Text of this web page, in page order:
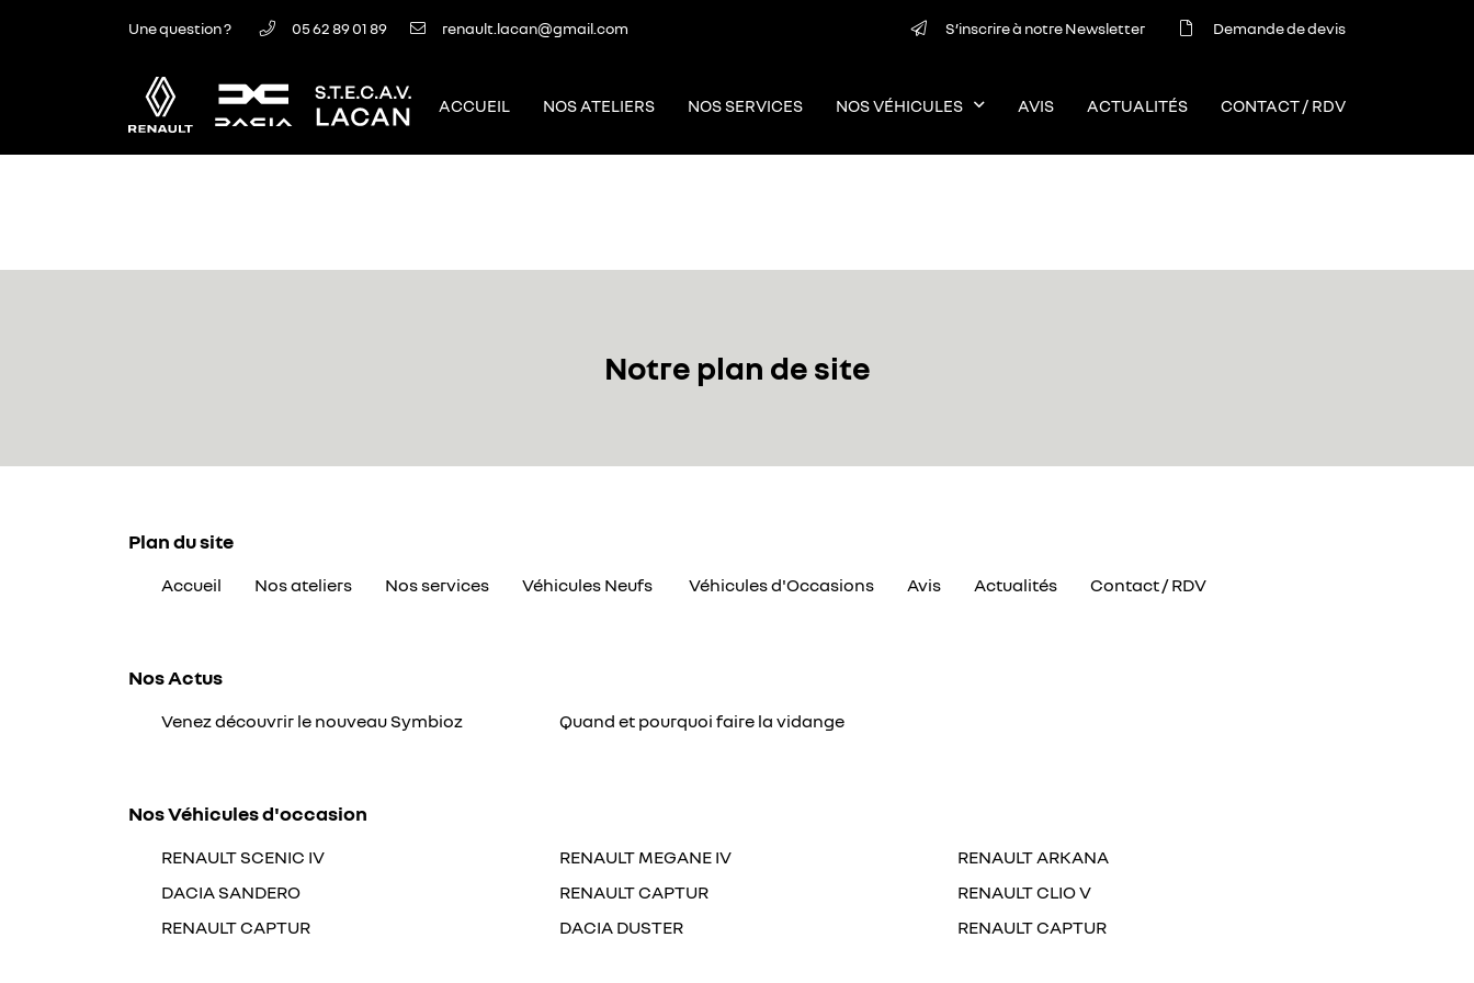
Une question ? 05 62 89 01 89 S’inscrire à notre Newsletter Demande de devis
ACCUEIL NOS ATELIERS NOS SERVICES NOS VÉHICULES AVIS ACTUALITÉS CONTACT / RDV
Rafraîchir le captcha
Notre plan de site
Plan du site
Accueil Nos ateliers Nos services Véhicules Neufs Véhicules d'Occasions Avis Actualités Contact / RDV
Nos Actus
Venez découvrir le nouveau Symbioz Quand et pourquoi faire la vidange
Nos Véhicules d'occasion
RENAULT SCENIC IV RENAULT MEGANE IV
RENAULT ARKANA
DACIA SANDERO
RENAULT CAPTUR
RENAULT CLIO V
RENAULT CAPTUR
DACIA DUSTER RENAULT CAPTUR